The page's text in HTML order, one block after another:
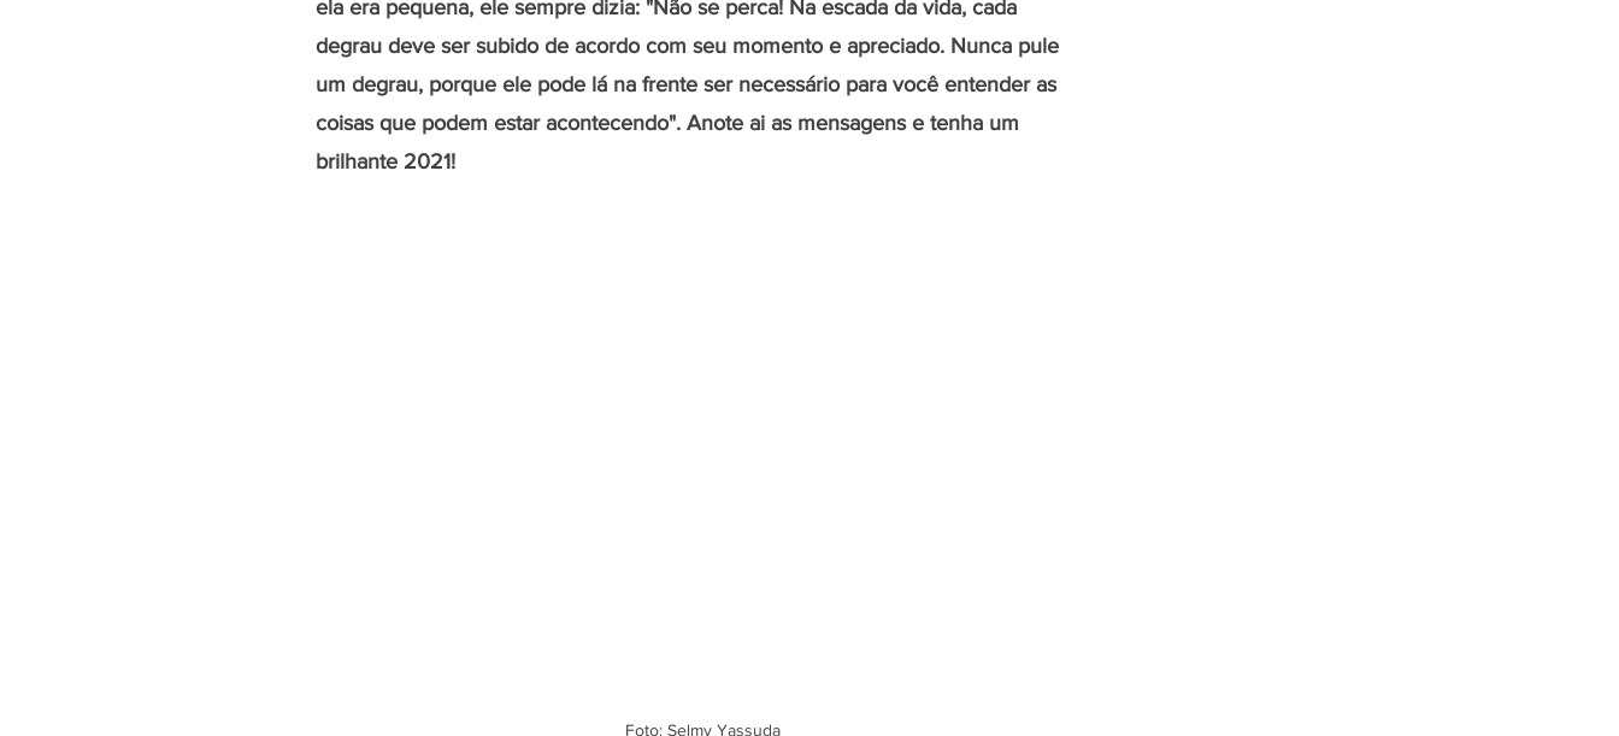
ela era pequena, ele sempre dizia: "Não se perca! Na escada da vida, cada
degrau deve ser subido de acordo com seu momento e apreciado. Nunca pule
um degrau, porque ele pode lá na frente ser necessário para você entender as
coisas que podem estar acontecendo". Anote ai as mensagens e tenha um
brilhante 2021!
Foto: Selmy Yassuda